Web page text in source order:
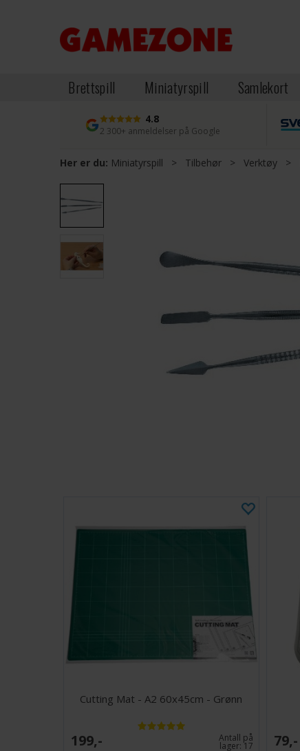
Brettspill Miniatyrspill Samlekort
4.8
2 300+ anmeldelser på Google
Her er du: Miniatyrspill > Tilbehør > Verktøy >
Cutting Mat - A2 60x45cm - Grønn
199,- Antall på
lager: 17 79,-